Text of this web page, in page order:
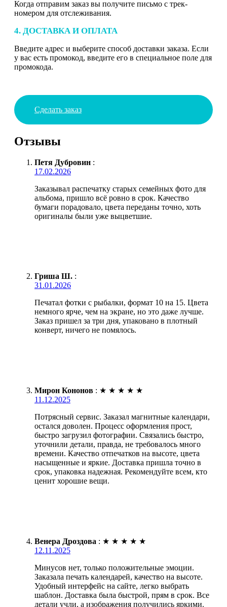
Когда отправим заказ вы получите письмо с трек-
номером для отслеживания.
4. ДОСТАВКА И ОПЛАТА
Введите адрес и выберите способ доставки заказа. Если
у вас есть промокод, введите его в специальное поле для
промокода.
Сделать заказ
Отзывы
Петя Дубровин :
17.02.2026
Заказывал распечатку старых семейных фото для
альбома, пришло всё ровно в срок. Качество
бумаги порадовало, цвета переданы точно, хоть
оригиналы были уже выцветшие.
Гриша Ш. :
31.01.2026
Печатал фотки с рыбалки, формат 10 на 15. Цвета
немного ярче, чем на экране, но это даже лучше.
Заказ пришел за три дня, упаковано в плотный
конверт, ничего не помялось.
Мирон Кононов : ★ ★ ★ ★ ★
11.12.2025
Потрясный сервис. Заказал магнитные календари,
остался доволен. Процесс оформления прост,
быстро загрузил фотографии. Связались быстро,
уточнили детали, правда, не требовалось много
времени. Качество отпечатков на высоте, цвета
насыщенные и яркие. Доставка пришла точно в
срок, упаковка надежная. Рекомендуйте всем, кто
ценит хорошие вещи.
Венера Дроздова : ★ ★ ★ ★ ★
12.11.2025
Минусов нет, только положительные эмоции.
Заказала печать календарей, качество на высоте.
Удобный интерфейс на сайте, легко выбрать
шаблон. Доставка была быстрой, прям в срок. Все
детали учли, а изображения получились яркими.